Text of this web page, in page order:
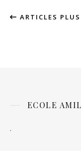
ARTICLES
ECOLE
.